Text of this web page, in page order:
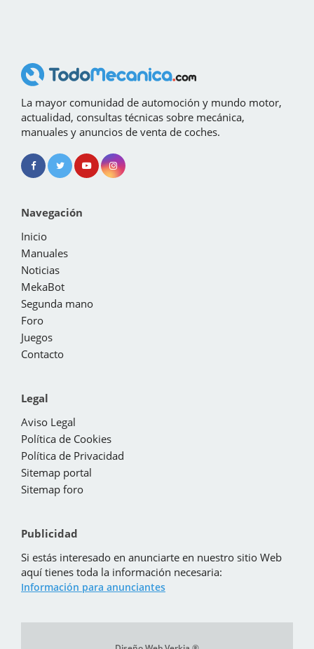
La mayor comunidad de automoción y mundo motor,
actualidad, consultas técnicas sobre mecánica,
manuales y anuncios de venta de coches.
Navegación
Inicio
Manuales
Noticias
MekaBot
Segunda mano
Foro
Juegos
Contacto
Legal
Aviso Legal
Política de Cookies
Política de Privacidad
Sitemap portal
Sitemap foro
Publicidad
Si estás interesado en anunciarte en nuestro sitio Web
aquí tienes toda la información necesaria:
Información para anunciantes